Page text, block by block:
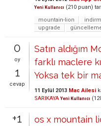
Yeni Kullanıcı (210 puan)
mountain-lion
upgrade
0
oy
1
cevap
Satın aldığım
farklı maclere
Yoksa tek bir
11 Eylül 2013 Mac Ailesi
SARIKAYA Yeni Kullanıcı (
+1
os x mountain